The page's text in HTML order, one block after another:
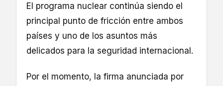
El programa nuclear continúa siendo el
principal punto de fricción entre ambos
países y uno de los asuntos más
delicados para la seguridad internacional.
Por el momento, la firma anunciada por